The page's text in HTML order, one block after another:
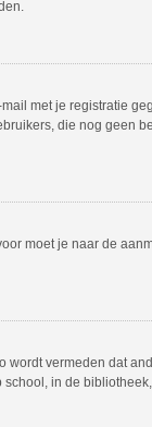
met je registratie
die nog geen
moet je naar de
vermeden dat
in de